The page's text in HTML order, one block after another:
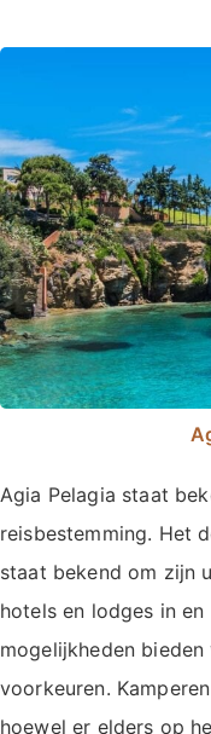
Agia Pelagia staat
reisbestemming. Het
staat bekend om zijn
hotels en lodges in
mogelijkheden
voorkeuren.
hoewel er elders op